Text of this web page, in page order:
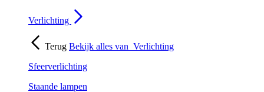
Verlichting
Terug Bekijk alles van Verlichting
Sfeerverlichting
Staande lampen